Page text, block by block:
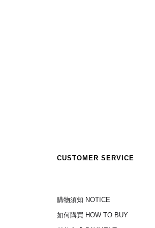
CUSTOMER SERVICE
購物須知 NOTICE
如何購買 HOW TO BUY